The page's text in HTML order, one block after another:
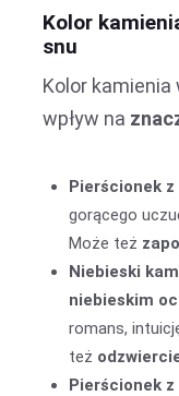
Kolor
snu
Kolor
wpływ na
Pierścionek
gorącego
Może też
Niebieski
niebieskim
romans,
też
Pierścionek